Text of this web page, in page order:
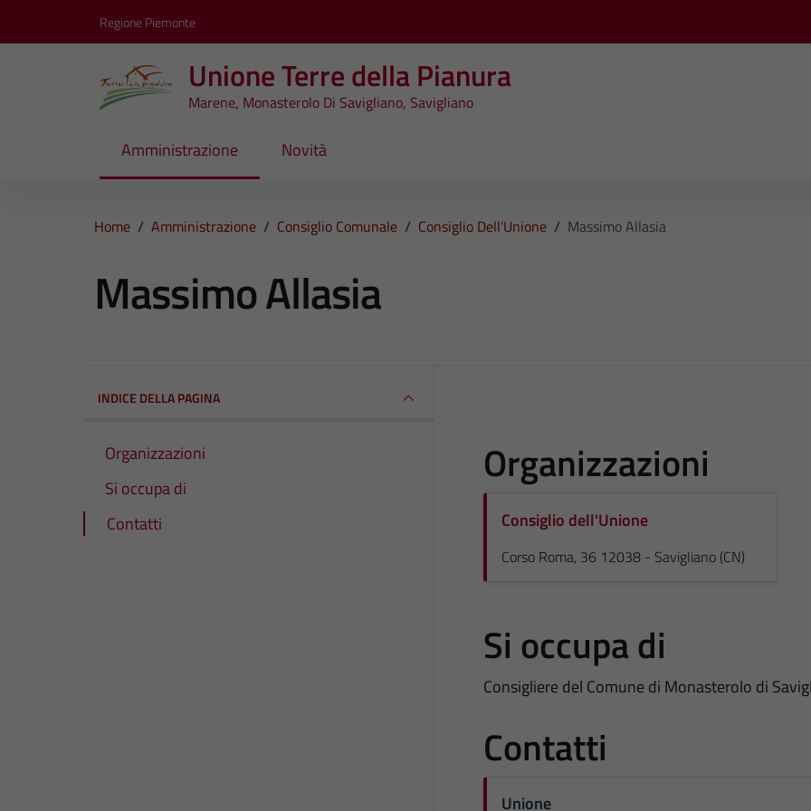
Regione Piemonte
Unione Terre della Pianura
Marene, Monasterolo Di Savigliano, Savigliano
Amministrazione Novità
Home / Amministrazione / Consiglio Comunale / Consiglio Dell'Unione / Massimo Allasia
Massimo Allasia
INDICE DELLA PAGINA
Organizzazioni
Si occupa di
Contatti
Organizzazioni
Consiglio dell'Unione
Corso Roma, 36 12038 - Savigliano (CN)
Si occupa di
Consigliere del Comune di Monasterolo di
Contatti
Unione